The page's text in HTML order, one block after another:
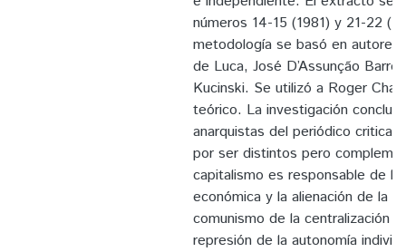
números 14-15 (1981) y 21-22
metodología se basó en autores
de Luca, José D’Assunção
Kucinski. Se utilizó a Roger
teórico. La investigación
anarquistas del periódico
por ser distintos pero
capitalismo es responsable de
económica y la alienación de la
comunismo de la centralización
represión de la autonomía